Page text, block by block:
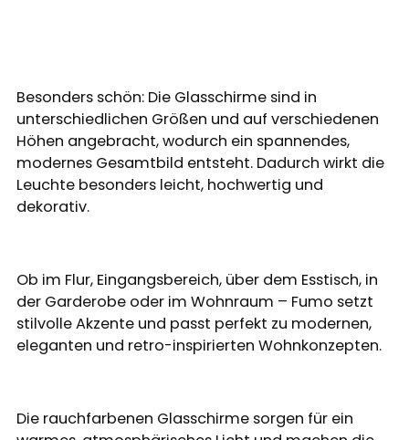
Besonders schön: Die Glasschirme sind in
unterschiedlichen Größen und auf verschiedenen
Höhen angebracht, wodurch ein spannendes,
modernes Gesamtbild entsteht. Dadurch wirkt die
Leuchte besonders leicht, hochwertig und
dekorativ.
Ob im Flur, Eingangsbereich, über dem Esstisch, in
der Garderobe oder im Wohnraum – Fumo setzt
stilvolle Akzente und passt perfekt zu modernen,
eleganten und retro-inspirierten Wohnkonzepten.
Die rauchfarbenen Glasschirme sorgen für ein